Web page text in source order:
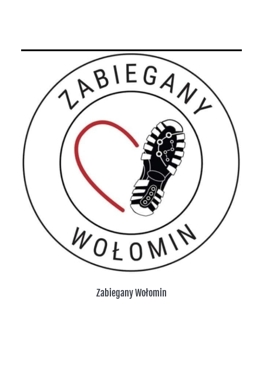
Zabiegany Wołomin